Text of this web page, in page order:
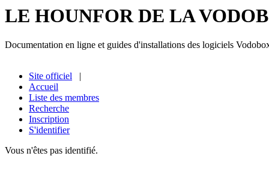
LE HOUNFOR DE LA
Documentation en ligne et guides d'installations des logiciels
Site officiel |
Accueil
Liste des membres
Recherche
Inscription
S'identifier
Vous n'êtes pas identifié.